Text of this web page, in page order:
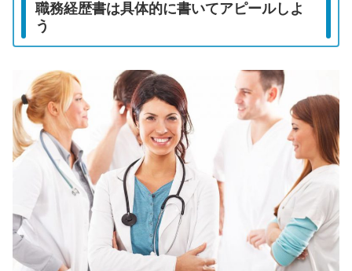
職務経歴書は具体的に書いてアピールしよ
う